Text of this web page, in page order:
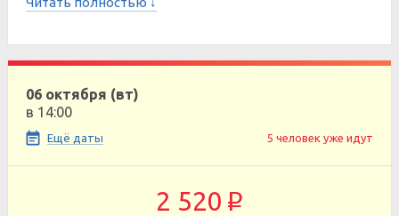
06 октября (вт)
в 14:00
Ещё даты 5 человек уже идут
2 520 p